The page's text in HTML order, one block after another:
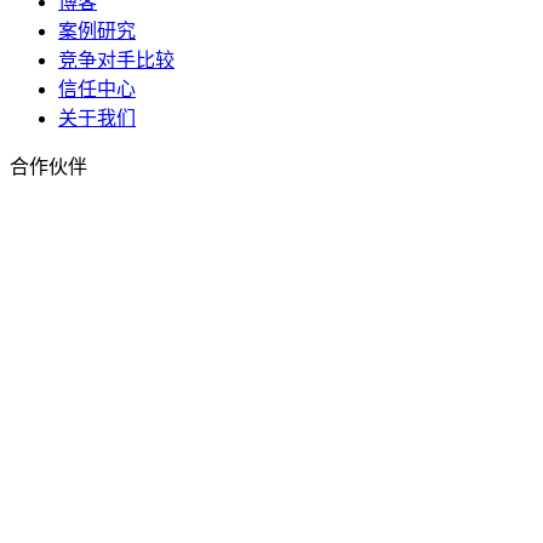
案例研究
竞争对手比较
信任中心
关于我们
合作伙伴